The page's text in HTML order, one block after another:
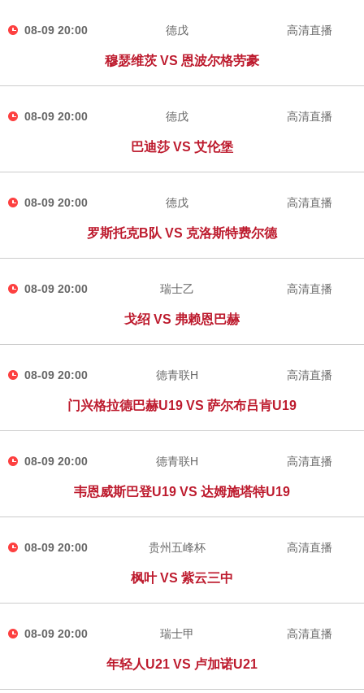
08-09 20:00 德戊
穆瑟维茨 VS 恩波尔格劳豪
高清直播
08-09 20:00 德戊
巴迪莎 VS 艾伦堡
高清直播
08-09 20:00 德戊
罗斯托克B队 VS 克洛斯特费尔德
高清直播
08-09 20:00 瑞士乙
戈绍 VS 弗赖恩巴赫
高清直播
08-09 20:00 德青联H
门兴格拉德巴赫U19 VS 萨尔布吕肯U19
高清直播
08-09 20:00 德青联H
韦恩威斯巴登U19 VS 达姆施塔特U19
高清直播
08-09 20:00 贵州五峰杯
枫叶 VS 紫云三中
高清直播
08-09 20:00 瑞士甲
年轻人U21 VS 卢加诺U21
高清直播